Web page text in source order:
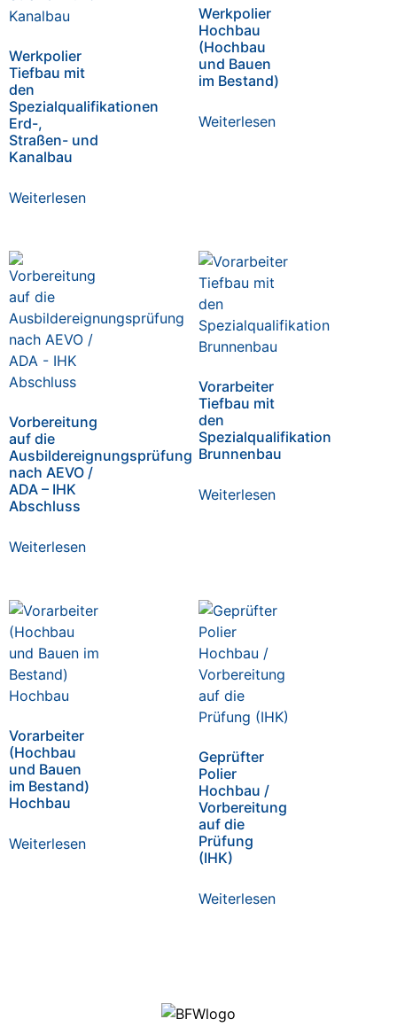
Werkpolier
Tiefbau mit
den
Spezialqualifikationen
Erd-,
Straßen- und
Kanalbau
Weiterlesen
Werkpolier
Hochbau
(Hochbau
und Bauen
im Bestand)
Weiterlesen
Vorbereitung
auf die
Ausbildereignungsprüfung
nach AEVO /
ADA – IHK
Abschluss
Weiterlesen
Vorarbeiter
Tiefbau mit
den
Spezialqualifikation
Brunnenbau
Weiterlesen
Vorarbeiter
(Hochbau
und Bauen
im Bestand)
Hochbau
Weiterlesen
Geprüfter
Polier
Hochbau /
Vorbereitung
auf die
Prüfung
(IHK)
Weiterlesen